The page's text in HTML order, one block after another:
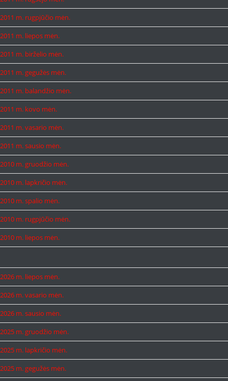
2011 m. rugpjūčio mėn.
2011 m. liepos mėn.
2011 m. birželio mėn.
2011 m. gegužės mėn.
2011 m. balandžio mėn.
2011 m. kovo mėn.
2011 m. vasario mėn.
2011 m. sausio mėn.
2010 m. gruodžio mėn.
2010 m. lapkričio mėn.
2010 m. spalio mėn.
2010 m. rugpjūčio mėn.
2010 m. liepos mėn.
2026 m. liepos mėn.
2026 m. vasario mėn.
2026 m. sausio mėn.
2025 m. gruodžio mėn.
2025 m. lapkričio mėn.
2025 m. gegužės mėn.